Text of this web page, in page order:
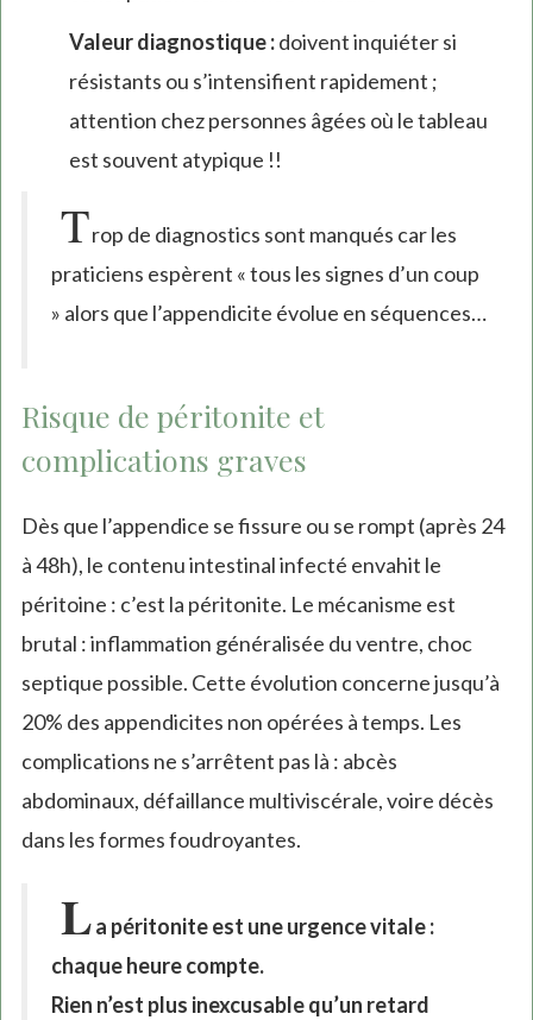
Valeur diagnostique :doivent inquiéter si
résistants ou s’intensifient rapidement ;
attention chez personnes âgées où le tableau
est souvent atypique !!
Trop de diagnostics sont manqués car les
praticiens espèrent « tous les signes d’un coup
» alors que l’appendicite évolue en séquences…
Risque de péritonite et
complications graves
Dès que l’appendice se fissure ou se rompt (après 24
à 48h), le contenu intestinal infecté envahit le
péritoine : c’est la péritonite. Le mécanisme est
brutal : inflammation généralisée du ventre, choc
septique possible. Cette évolution concerne jusqu’à
20% des appendicites non opérées à temps. Les
complications ne s’arrêtent pas là : abcès
abdominaux, défaillance multiviscérale, voire décès
dans les formes foudroyantes.
La péritonite est une urgence vitale :
chaque heure compte.
Rien n’est plus inexcusable qu’un retard